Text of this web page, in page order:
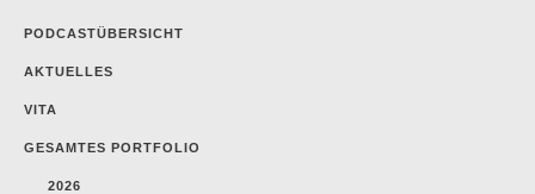
PODCASTÜBERSICHT
AKTUELLES
VITA
GESAMTES PORTFOLIO
2026